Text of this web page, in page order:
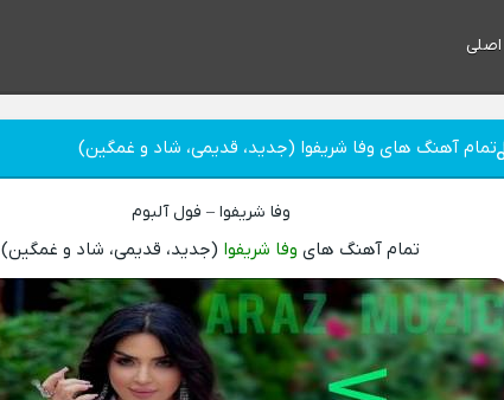
تمام آهنگ های وفا شریفوا (جدید، قدیمی، شاد و غمگین)
وفا شریفوا – فول آلبوم
تمام آهنگ های وفا شریفوا (جدید، قدیمی، شاد و غمگین)